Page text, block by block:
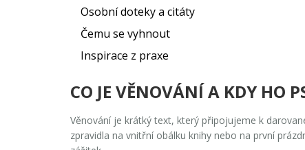
Osobní doteky a citáty
Čemu se vyhnout
Inspirace z praxe
CO JE VĚNOVÁNÍ A KDY HO
Věnování je krátký text, který připojujeme k
zpravidla na vnitřní obálku knihy nebo na první